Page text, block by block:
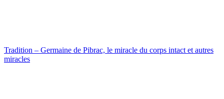
Tradition – Germaine de Pibrac, le miracle du corps intact et autres
miracles